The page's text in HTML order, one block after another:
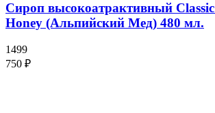
Сироп высокоатрактивный
Honey (Альпийский Мед) 480 мл.
1499
750 ₽